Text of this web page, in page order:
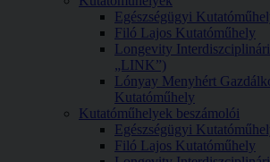
Egészségügyi
Filó Lajos Kutatóműhely
Longevity
„LINK”)
Lónyay Menyhért
Kutatóműhely
Kutatóműhelyek beszámolói
Egészségügyi
Filó Lajos Kutatóműhely